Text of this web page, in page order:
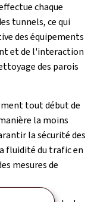
chaque
tunnels, ce qui
des équipements
et de l'interaction
des parois
tout début de
la moins
la sécurité des
fluidité du trafic en
mesures de